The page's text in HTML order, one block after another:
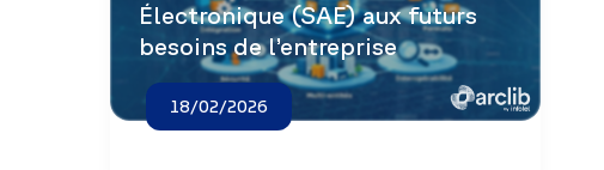
Électronique (SAE) aux futurs
besoins de l’entreprise
18/02/2026